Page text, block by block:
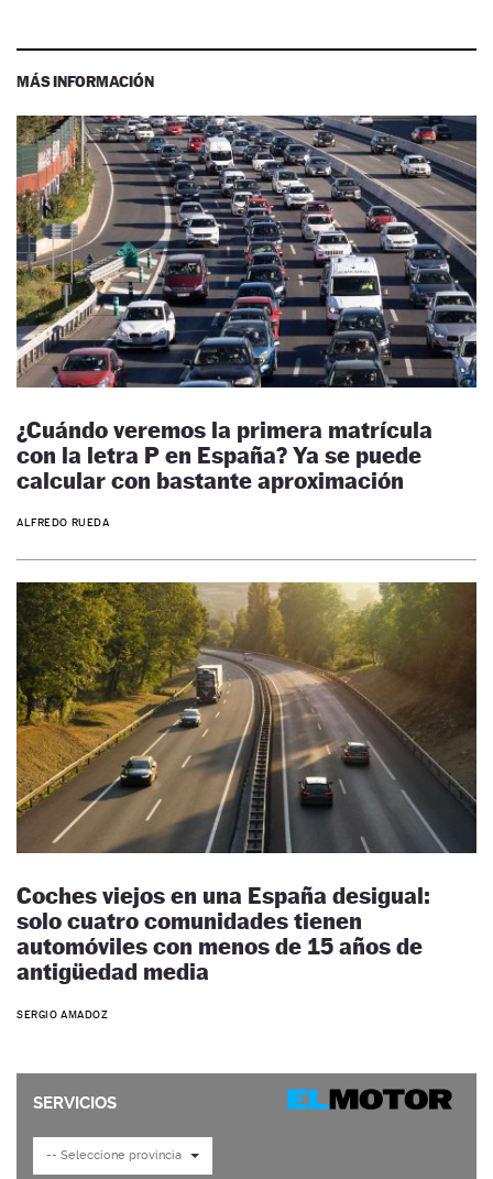
MÁS INFORMACIÓN
¿Cuándo veremos la primera matrícula
con la letra P en España? Ya se puede
calcular con bastante aproximación
ALFREDO RUEDA
Coches viejos en una España desigual:
solo cuatro comunidades tienen
automóviles con menos de 15 años de
antigüedad media
SERGIO AMADOZ